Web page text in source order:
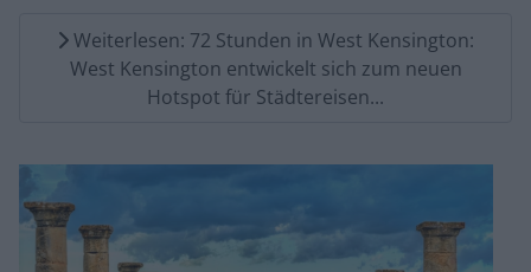
Weiterlesen: 72 Stunden in West Kensington:
West Kensington entwickelt sich zum neuen
Hotspot für Städtereisen...